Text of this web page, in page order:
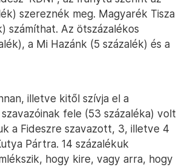
szereznék meg. Magyarék Tisza
számíthat. Az ötszázalékos
a Mi Hazánk (5 százalék) és a
illetve kitől szívja el a
fele (53 százaléka) volt
a Fideszre szavazott, 3, illetve 4
Pártra. 14 százalékuk
hogy kire, vagy arra, hogy